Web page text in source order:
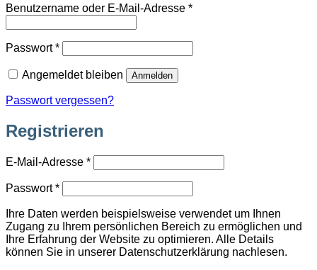
Benutzername oder E-Mail-Adresse *Erforderlich
Passwort*Erforderlich
Angemeldet bleiben Anmelden
Passwort vergessen?
Registrieren
E-Mail-Adresse *Erforderlich
Passwort*Erforderlich
Ihre Daten werden beispielsweise verwendet um Ihnen
Zugang zu Ihrem persönlichen Bereich zu ermöglichen und
Ihre Erfahrung der Website zu optimieren. Alle Details
können Sie in unserer Datenschutzerklärung nachlesen.